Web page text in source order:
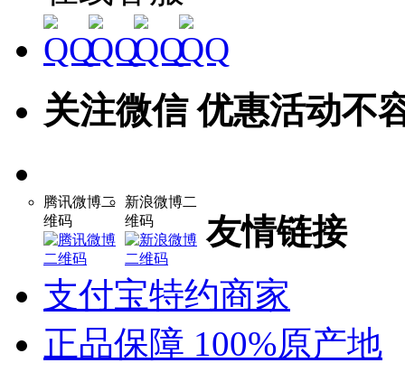
关注微信 优惠活动不
腾讯微博二
维码
新浪微博二
维码
友情链接
支付宝特约商家
正品保障 100%原产地